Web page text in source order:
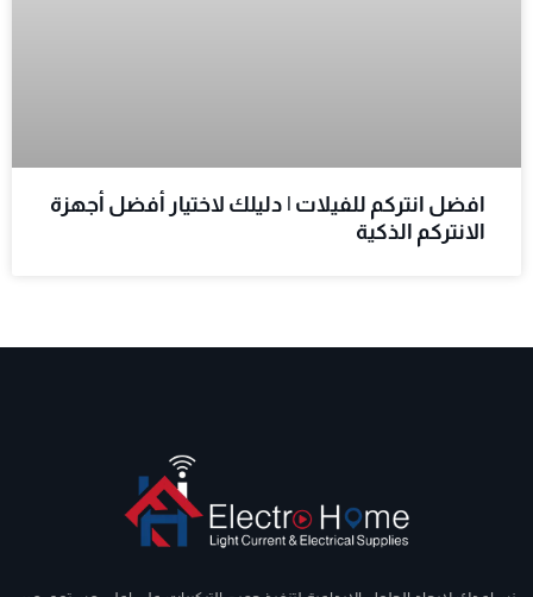
افضل انتركم للفيلات | دليلك لاختيار أفضل أجهزة
الانتركم الذكية